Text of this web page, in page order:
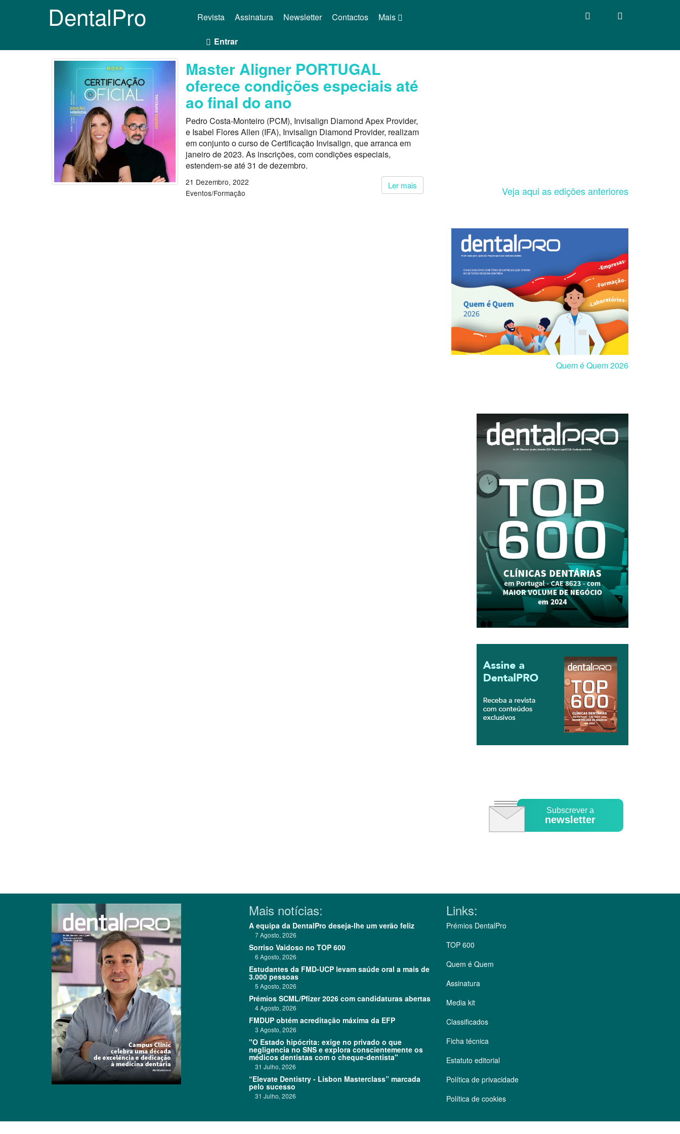
DentalPro Mais
Revista Assinatura Newsletter Contactos
Entrar
Master Aligner PORTUGAL
oferece condições especiais até
ao final do ano
Pedro Costa-Monteiro (PCM), Invisalign Diamond Apex Provider,
e Isabel Flores Allen (IFA), Invisalign Diamond Provider, realizam
em conjunto o curso de Certificação Invisalign, que arranca em
janeiro de 2023. As inscrições, com condições especiais,
estendem-se até 31 de dezembro.
Ler mais
21 Dezembro, 2022
Eventos/Formação
Veja aqui as edições anteriores
Quem é Quem 2026
Subscrever a
newsletter
Clique para ler
Mais notícias:
A equipa da DentalPro deseja-lhe um verão feliz
7 Agosto, 2026
Sorriso Vaidoso no TOP 600
6 Agosto, 2026
Estudantes da FMD-UCP levam saúde oral a mais de
3.000 pessoas
5 Agosto, 2026
Prémios SCML/Pfizer 2026 com candidaturas abertas
4 Agosto, 2026
FMDUP obtém acreditação máxima da EFP
3 Agosto, 2026
"O Estado hipócrita: exige no privado o que
negligencia no SNS e explora conscientemente os
médicos dentistas com o cheque-dentista"
31 Julho, 2026
“Elevate Dentistry - Lisbon Masterclass” marcada
pelo sucesso
31 Julho, 2026
Links:
Prémios DentalPro
TOP 600
Quem é Quem
Assinatura
Media kit
Classificados
Ficha técnica
Estatuto editorial
Política de privacidade
Política de cookies